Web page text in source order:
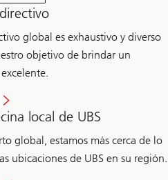
global es exhaustivo y diverso
objetivo de brindar un
local de UBS
global, estamos más cerca de lo
ubicaciones de UBS en su región.